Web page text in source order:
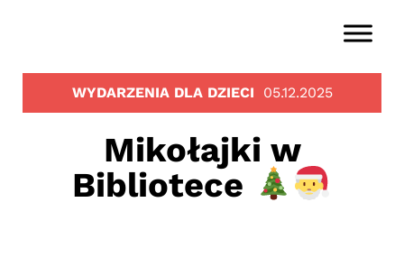
WYDARZENIA DLA DZIECI 05.12.2025
Mikołajki w
Bibliotece